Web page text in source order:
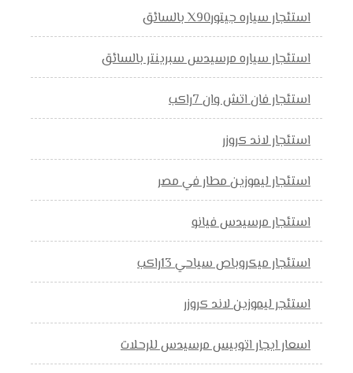
استئجار سياره جيتورX90 بالسائق
استئجار سياره مرسيدس سبرينتر بالسائق
استئجار فان اتش وان 7راكب
استئجار لاند كروزر
استئجار ليموزين مطار في مصر
استئجار مرسيدس فيانو
استئجار ميكروباص سياحي 13راكب
استئجر ليموزين لاند كروزر
اسعار ايجار اتوبيس مرسيدس للرحلات